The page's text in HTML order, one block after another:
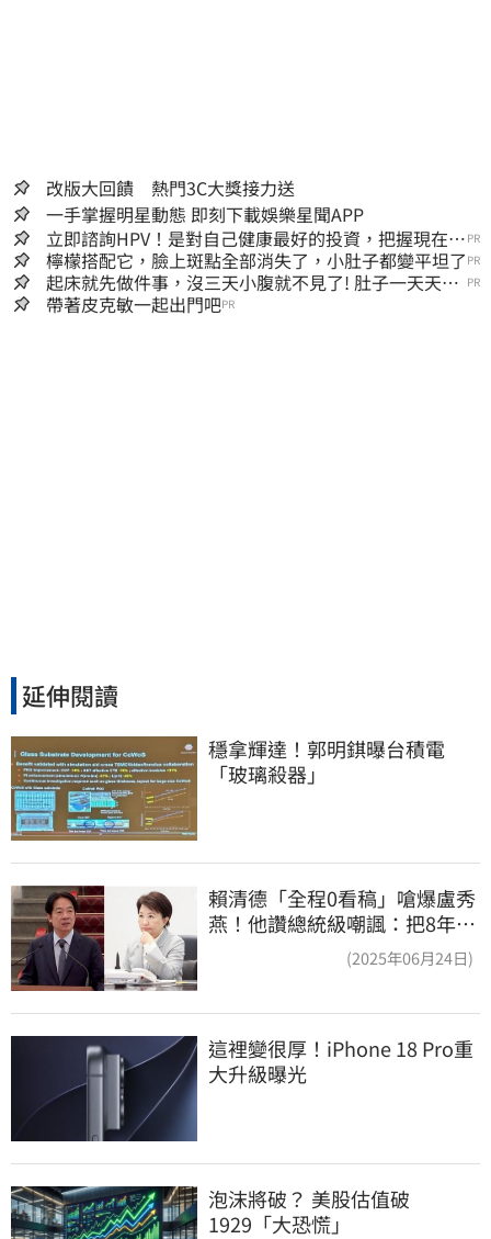
改版大回饋 熱門3C大獎接力送
一手掌握明星動態 即刻下載娛樂星聞APP
立即諮詢HPV！是對自己健康最好的投資，把握現在不
嫌晚！
PR
檸檬搭配它，臉上斑點全部消失了，小肚子都變平坦了 PR
起床就先做件事，沒三天小腹就不見了! 肚子一天天變
小！
PR
帶著皮克敏一起出門吧PR
延伸閱讀
穩拿輝達！郭明錤曝台積電
「玻璃殺器」
賴清德「全程0看稿」嗆爆盧秀
燕！他讚總統級嘲諷：把8年總
(2025年06月24日)
這裡變很厚！iPhone 18 Pro重
大升級曝光
泡沫將破？ 美股估值破
1929「大恐慌」